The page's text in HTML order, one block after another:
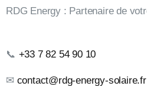
RDG Energy : Partenaire de
📞 +33 7 82 54 90 10
✉ contact@rdg-energy-solaire.fr